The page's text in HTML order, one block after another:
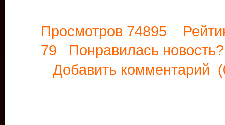
Просмотров 74895
79 Понравилась
Добавить комментарий